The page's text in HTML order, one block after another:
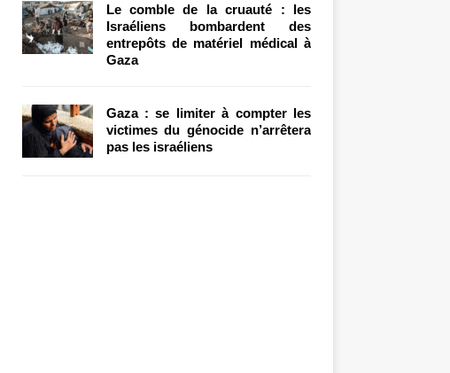
Le comble de la cruauté : les
Israéliens bombardent des
entrepôts de matériel médical à
Gaza
Gaza : se limiter à compter les
victimes du génocide n’arrêtera
pas les israéliens